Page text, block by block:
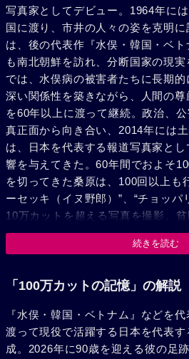
写真家としてデビュー。1964年に
国に渡り、市井の人々の姿を克明
は、後の代表作『水俣・韓国・ベ
も南北朝鮮を訪れ、分断国家の現
では、水俣病の被害者たちに長期
深い関係性を築きながら、人間の
を60年以上に渡って継続。政治、
真正面から向き合い、2014年には
は、日本を代表する報道写真家と
響を与えてきた。60年間でおよそ
を切ってきた桑原は、100回以上も
ーセッキ（イヌ野郎）”、“チョッパ
10万カットを超える写真を撮影。
収めた彼の写真には、血と汗と涙
近現代史の現場がありのまま映し
は、故郷の親戚を訪問する日本人
くなった。2026年に90歳を迎える
康状態も良くないが、それでも韓国
原史成の目を通じて韓国近現代史
続きを読む
「100万カットの記憶」の解説
『水俣・韓国・ベトナム』などを
渡って現役で活躍する日本を代表
成。2026年に90歳を迎える彼の足